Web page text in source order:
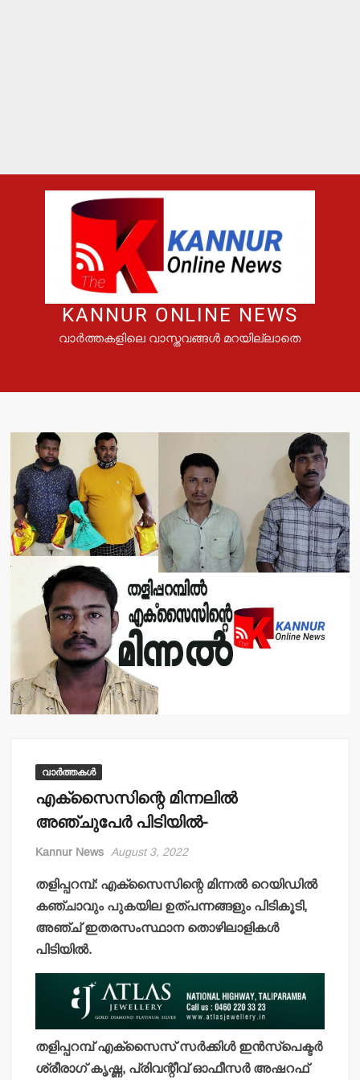
KANNUR ONLINE NEWS
വാർത്തകളിലെ വാസ്തവങ്ങൾ മറയില്ലാതെ
വാർത്തകൾ
എക്‌സൈസിന്റെ മിന്നലില്‍
അഞ്ചുപേര്‍ പിടിയില്‍-
Kannur News August 3, 2022
തളിപ്പറമ്പ്: എക്‌സൈസിന്റെ മിന്നല്‍ റെയിഡില്‍
കഞ്ചാവും പുകയില ഉത്പന്നങ്ങളും പിടികൂടി,
അഞ്ച് ഇതരസംസ്ഥാന തൊഴിലാളികള്‍
പിടിയില്‍.
തളിപ്പറമ്പ് എക്‌സൈസ് സര്‍ക്കിള്‍ ഇന്‍സ്‌പെക്ടര്‍
ശ്രീരാഗ് കൃഷ്ണ, പ്രിവന്റീവ് ഓഫീസര്‍ അഷറഫ്